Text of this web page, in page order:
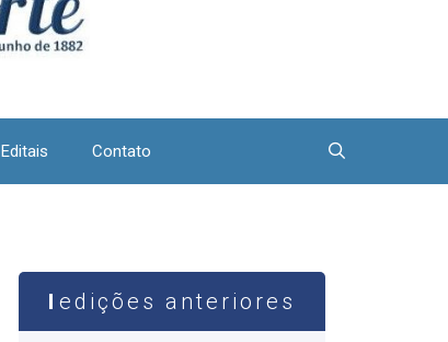
Editais Contato
edições anteriores